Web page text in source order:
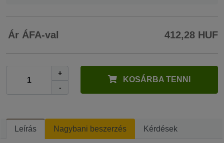
Ár ÁFA-val 412,28 HUF
+
-
KOSÁRBA TENNI
Leírás Nagybani beszerzés Kérdések